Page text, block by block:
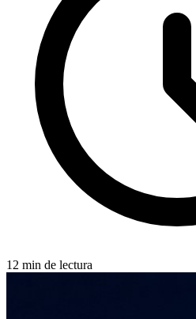
12 min de lectura